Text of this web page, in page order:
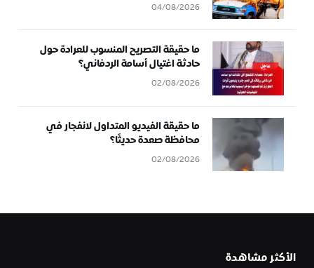
04/08/2026
ما حقيقة التصريح المنسوب للعرادة حول
حادثة اغتيال أسامة الردفاني؟
02/08/2026
ما حقيقة الفيديو المتداول لانفجار في
محافظة صعدة حديثًا؟
02/08/2026
الأكثر مشاهدة